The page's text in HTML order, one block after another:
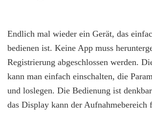
Endlich mal wieder ein Gerät, das
bedienen ist. Keine App muss
Registrierung abgeschlossen werden.
kann man einfach einschalten, die
und loslegen. Die Bedienung ist
das Display kann der Aufnahmebereich